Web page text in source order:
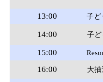
13:00 子
14:00 子
15:00
16:00 大抽